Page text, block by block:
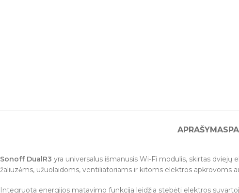
APRAŠYMAS
Sonoff DualR3 yra universalus išmanusis Wi-Fi modulis, skirtas
žaliuzėms, užuolaidoms, ventiliatoriams ir kitoms elektros apkrovoms
Integruota energijos matavimo funkcija leidžia stebėti elektros